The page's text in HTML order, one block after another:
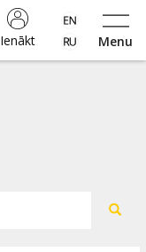
Menu
Ienākt